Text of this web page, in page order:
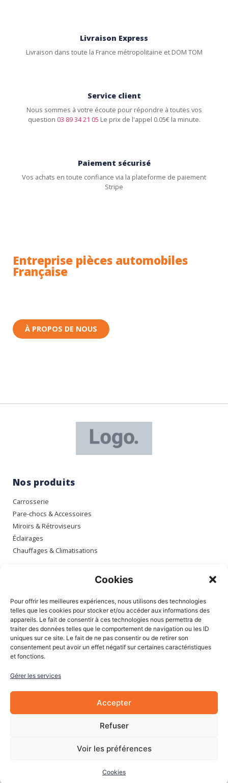
Cookies
Pour offrir les meilleures expériences, nous utilisons des technologies
telles que les cookies pour stocker et/ou accéder aux informations des
appareils. Le fait de consentir à ces technologies nous permettra de
traiter des données telles que le comportement de navigation ou les ID
uniques sur ce site. Le fait de ne pas consentir ou de retirer son
consentement peut avoir un effet négatif sur certaines caractéristiques
et fonctions.
Gérer les services
Accepter
Refuser
Voir les préférences
Cookies
Livraison Express
Livraison dans toute la France métropolitaine et DOM TOM
Service client
Nous sommes à votre écoute pour répondre à toutes vos
question 03 89 34 21 05 Le prix de l'appel 0.05€ la minute.
Paiement sécurisé
Vos achats en toute confiance via la plateforme de paiement
Stripe
Entreprise pièces automobiles
Française
À PROPOS DE NOUS
Nos produits
Carrosserie
Pare-chocs & Accessoires
Miroirs & Rétroviseurs
Éclairages
Chauffages & Climatisations
Mon compte
Mes commandes
Mes adresses
Mon panier
Informations
À Propos de nous
Blog
Mentions légales
© 2022 Les Pièces Auto Pro. Tous droits réservés